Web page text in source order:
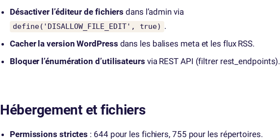
Désactiver l’éditeur de fichiers dans l’admin via
define('DISALLOW_FILE_EDIT', true) .
Cacher la version WordPress dans les balises meta et les flux RSS.
Bloquer l’énumération d’utilisateurs via REST API (filtrer rest_endpoints).
Hébergement et fichiers
Permissions strictes : 644 pour les fichiers, 755 pour les répertoires.